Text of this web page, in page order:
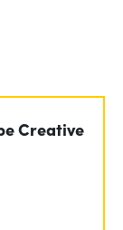
Creative